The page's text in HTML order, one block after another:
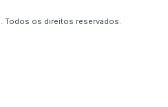
Todos os direitos reservados.